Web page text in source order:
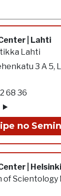
| Lahti
Lahti
3 A 5,
68 36
no
| Helsinki
of Scientology